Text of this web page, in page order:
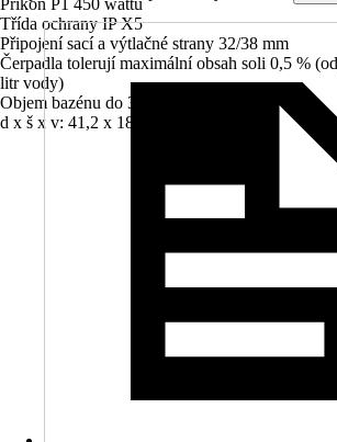
Příkon P1 450 wattů
Třída ochrany IP X5
Připojení sací a výtlačné strany 32/38 mm
Čerpadla tolerují maximální obsah soli 0,5 %
litr vody)
Objem bazénu do 35 m³
d x š x v: 41,2 x 18 x 18,1 cm